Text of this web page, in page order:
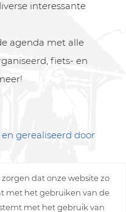
interessante
agenda met alle
fiets- en
gerealiseerd door
dat onze website zo
met het gebruiken van de
met het gebruik van